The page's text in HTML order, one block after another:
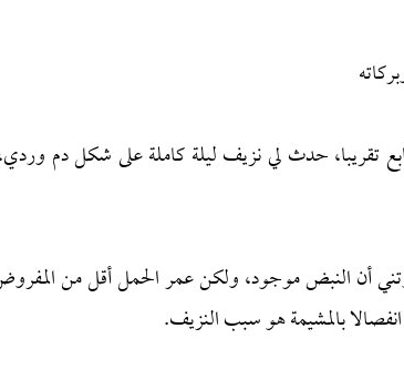
تقريبا، حدث لي نزيف ليلة كاملة على شكل دم
أن النبض موجود، ولكن عمر الحمل أقل من